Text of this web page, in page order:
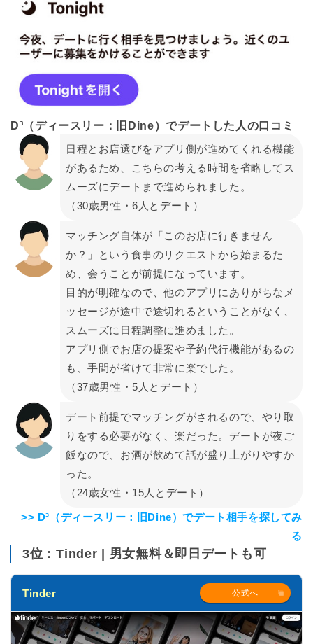
D³（ディースリー：旧 Dine）でデートした人の口コミ
日程とお店選びをアプリ側が進めてくれる機能
があるため、こちらの考える時間を省略してス
ムーズにデートまで進められました。
（30歳男性・6人とデート）
マッチング自体が「このお店に行きません
か？」という食事のリクエストから始まるた
め、会うことが前提になっています。
目的が明確なので、他のアプリにありがちなメ
ッセージが途中で途切れるということがなく、
スムーズに日程調整に進めました。
アプリ側でお店の提案や予約代行機能があるの
も、手間が省けて非常に楽でした。
（37歳男性・5人とデート）
デート前提でマッチングがされるので、やり取
りをする必要がなく、楽だった。デートが夜ご
飯なので、お酒が飲めて話が盛り上がりやすか
った。
（24歳女性・15人とデート）
>> D³（ディースリー：旧Dine）でデート相手を探してみ
る
3位：Tinder | 男女無料＆即日デートも可
Tinder 公式へ